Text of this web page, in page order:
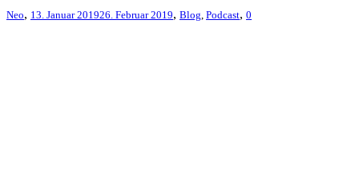
Neo, 13. Januar 201926. Februar 2019, Blog Podcast, 0